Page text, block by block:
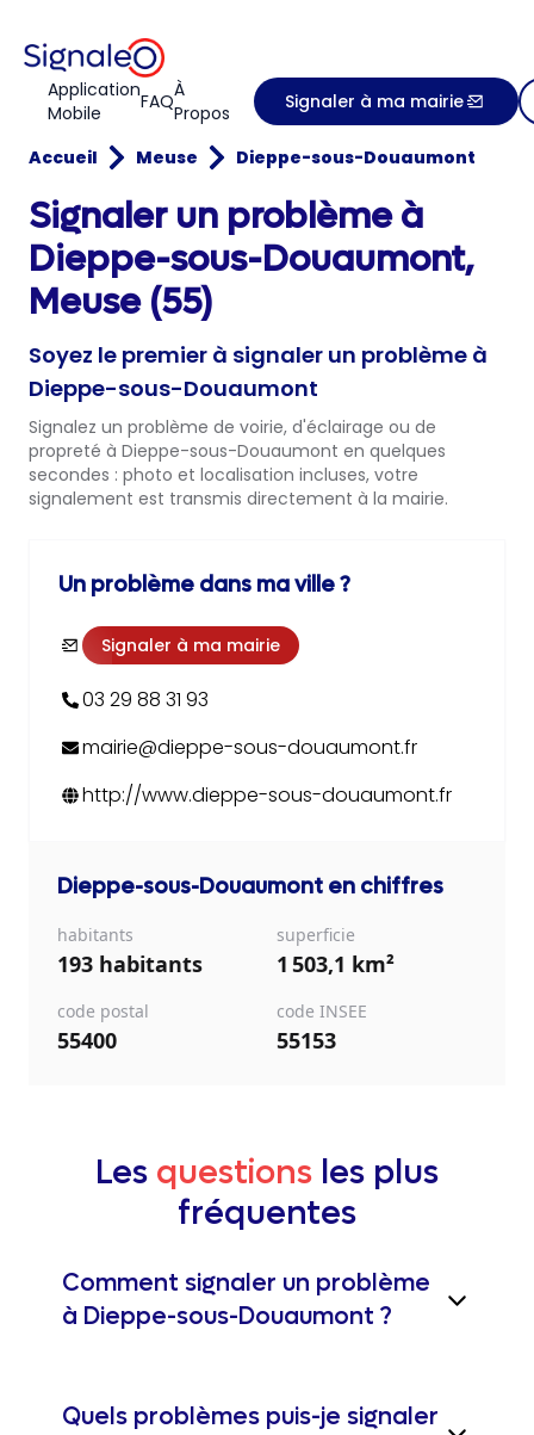
Application
Mobile
FAQÀ
Propos
Signaler à ma mairie
Accueil Meuse Dieppe-sous-Douaumont
Signaler un problème à
Dieppe-sous-Douaumont,
Meuse (55)
Soyez le premier à signaler un problème à
Dieppe-sous-Douaumont
Signalez un problème de voirie, d'éclairage ou de
propreté à Dieppe-sous-Douaumont en quelques
secondes : photo et localisation incluses, votre
signalement est transmis directement à la mairie.
Un problème dans ma ville ?
Signaler à ma mairie
03 29 88 31 93
mairie@dieppe-sous-douaumont.fr
http://www.dieppe-sous-douaumont.fr
Dieppe-sous-Douaumont en chiffres
habitants
193 habitants
superficie
1 503,1 km²
code postal
55400
code INSEE
55153
Les questions les plus
fréquentes
Comment signaler un problème
à Dieppe-sous-Douaumont ?
Quels problèmes puis-je signaler